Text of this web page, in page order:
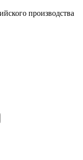
производства